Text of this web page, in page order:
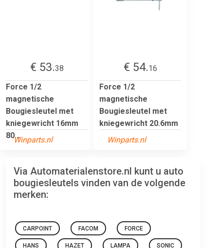
€ 53.38
Force 1/2
magnetische
Bougiesleutel met
kniegewricht 16mm
80...Winparts.nl
€ 54.16
Force 1/2
magnetische
Bougiesleutel met
kniegewricht 20.6mm
Winparts.nl
Via Automaterialenstore.nl kunt u auto
bougiesleutels vinden van de volgende
merken:
CARPOINT FACOM FORCE
HANS HAZET LAMPA SONIC